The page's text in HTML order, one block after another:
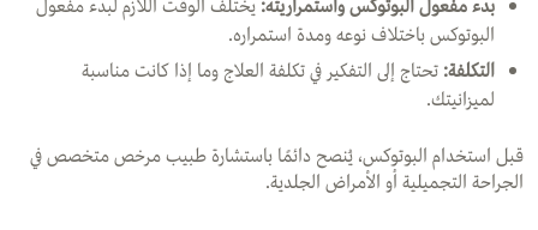
بدء مفعول البوتوكس واستمراريته: يختلف الوقت اللازم لبدء مفعول
البوتوكس باختلاف نوعه ومدة استمراره.
التكلفة: تحتاج إلى التفكير في تكلفة العلاج وما إذا كانت مناسبة
لميزانيتك.
قبل استخدام البوتوكس، يُنصح دائمًا باستشارة طبيب مرخص متخصص في
الجراحة التجميلية أو الأمراض الجلدية.